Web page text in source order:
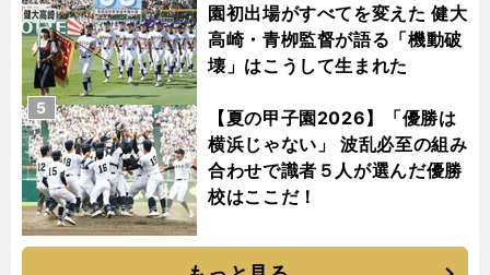
園初出場がすべてを変えた 健大
高崎・青栁監督が語る「機動破
壊」はこうして生まれた
【夏の甲子園2026】「優勝は
横浜じゃない」 波乱必至の組み
合わせで識者５人が選んだ優勝
校はここだ！
5